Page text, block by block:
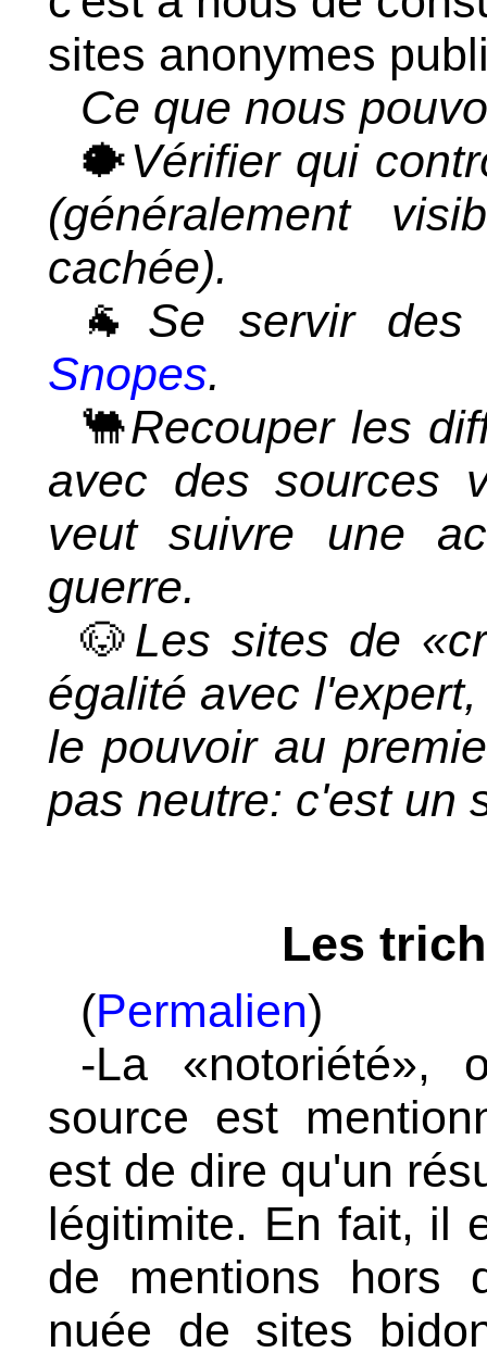
sites anonymes
Ce que nous
🐡Vérifier qui
(généralement
cachée).
🐐 Se servir
Snopes.
🐫Recouper les
avec des sources
veut suivre une
guerre.
🐶 Les sites de
égalité avec
le pouvoir au
pas neutre: c'est un
Les
(Permalien)
-La «notoriété»,
source est
est de dire qu'un
légitimite. En fait, il
de mentions hors
nuée de sites